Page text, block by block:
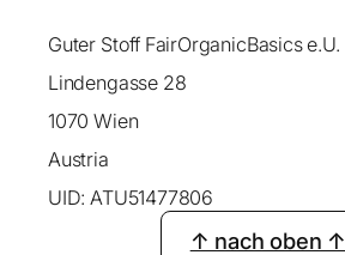
Guter Stoff FairOrganicBasics e.U.
Lindengasse 28
1070 Wien
Austria
UID: ATU51477806
↑ nach oben ↑